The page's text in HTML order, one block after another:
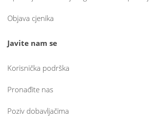
Objava cjenika
Javite nam se
Korisnička podrška
Pronađite nas
Poziv dobavljačima